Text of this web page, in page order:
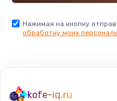
Нажимая на кнопку
обработку моих
kofe-iq.ru